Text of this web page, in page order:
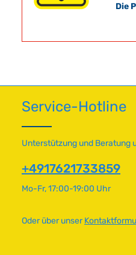
Die
Service-Hotline
Unterstützung und Beratung
+4917621733859
Mo-Fr, 17:00-19:00 Uhr
Oder über unser